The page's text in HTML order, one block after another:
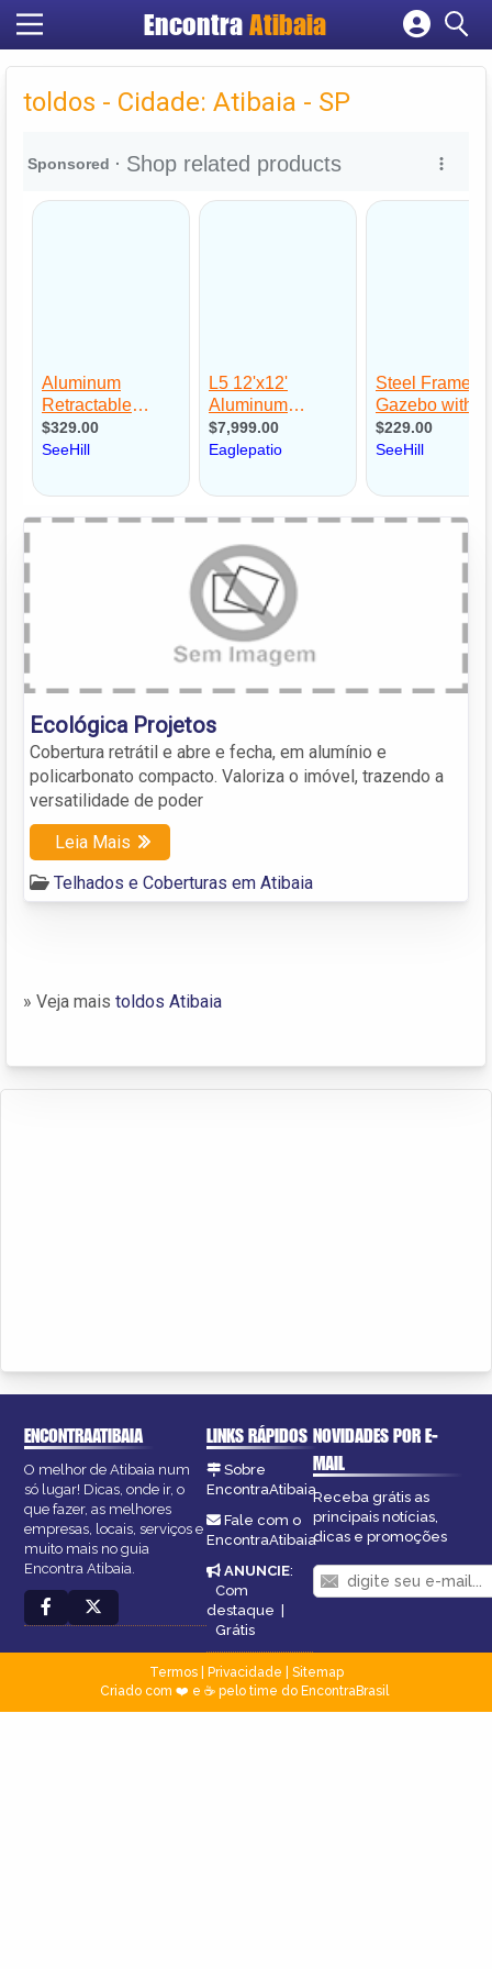
Encontra Atibaia
Cadastrar empresa
Criar conta
toldos - Cidade: Atibaia - SP
Ecológica Projetos
Cobertura retrátil e abre e fecha, em alumínio e
policarbonato compacto. Valoriza o imóvel, trazendo a
versatilidade de poder
Leia Mais
Telhados e Coberturas em Atibaia
» Veja mais toldos Atibaia
ENCONTRAATIBAIA
O melhor de Atibaia num
só lugar! Dicas, onde ir, o
que fazer, as melhores
empresas, locais, serviços e
muito mais no guia
Encontra Atibaia.
LINKS RÁPIDOS
Sobre
EncontraAtibaia
Fale com o
EncontraAtibaia
ANUNCIE:
Com
destaque |
Grátis
NOVIDADES POR E-
MAIL
Receba grátis as
principais notícias,
dicas e promoções
Termos| Privacidade
Sitemap
Criado com ❤️ e ☕ pelo time do EncontraBrasil